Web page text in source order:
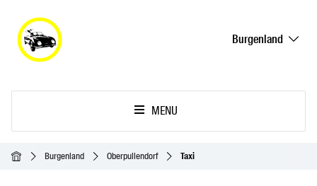
Burgenland
MENU
Inicio Burgenland Oberpullendorf Taxi